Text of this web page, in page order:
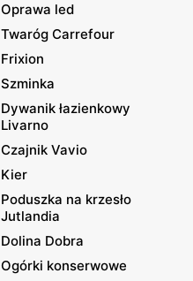
Oprawa led
Twaróg Carrefour
Frixion
Szminka
Dywanik łazienkowy
Livarno
Czajnik Vavio
Kier
Poduszka na krzesło
Jutlandia
Dolina Dobra
Ogórki konserwowe